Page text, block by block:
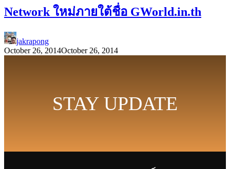
Network ใหม่ภายใต้ชื่อ GWorld.in.th
jakrapong
October 26, 2014October 26, 2014
STAY UPDATE